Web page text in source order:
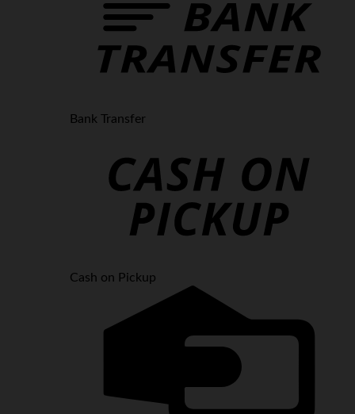
Bank Transfer
Cash on Pickup